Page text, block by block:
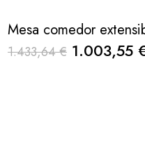
Mesa comedor
1.433,64 € 1.003,55